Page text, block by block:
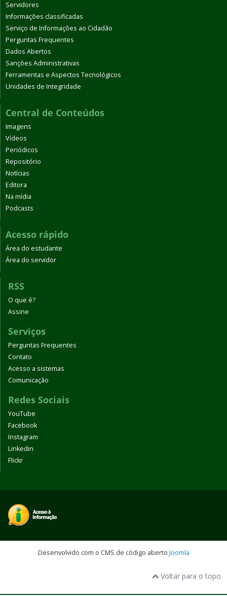
Servidores
Informações classificadas
Serviço de Informações ao Cidadão
Perguntas Frequentes
Dados Abertos
Sanções Administrativas
Ferramentas e Aspectos Tecnológicos
Unidades de Integridade
Central de Conteúdos
Imagens
Vídeos
Periódicos
Repositório
Notícias
Editora
Na mídia
Podcasts
Acesso rápido
Área do estudante
Área do servidor
RSS
O que é?
Assine
Serviços
Perguntas Frequentes
Contato
Acesso a sistemas
Comunicação
Redes Sociais
YouTube
Facebook
Instagram
Linkedin
Flickr
Desenvolvido com o CMS de código aberto Joomla
Voltar para o topo